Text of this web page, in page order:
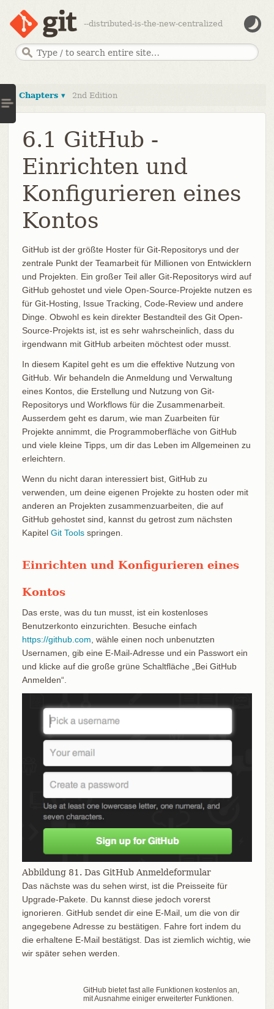
--distributed-is-the-new-centralized
Chapters ▾ 2nd Edition
6.1 GitHub -
Einrichten und
Konfigurieren eines
Kontos
GitHub ist der größte Hoster für Git-Repositorys und der
zentrale Punkt der Teamarbeit für Millionen von Entwicklern
und Projekten. Ein großer Teil aller Git-Repositorys wird auf
GitHub gehostet und viele Open-Source-Projekte nutzen es
für Git-Hosting, Issue Tracking, Code-Review und andere
Dinge. Obwohl es kein direkter Bestandteil des Git Open-
Source-Projekts ist, ist es sehr wahrscheinlich, dass du
irgendwann mit GitHub arbeiten möchtest oder musst.
In diesem Kapitel geht es um die effektive Nutzung von
GitHub. Wir behandeln die Anmeldung und Verwaltung
eines Kontos, die Erstellung und Nutzung von Git-
Repositorys und Workflows für die Zusammenarbeit.
Ausserdem geht es darum, wie man Zuarbeiten für
Projekte annimmt, die Programmoberfläche von GitHub
und viele kleine Tipps, um dir das Leben im Allgemeinen zu
erleichtern.
Wenn du nicht daran interessiert bist, GitHub zu
verwenden, um deine eigenen Projekte zu hosten oder mit
anderen an Projekten zusammenzuarbeiten, die auf
GitHub gehostet sind, kannst du getrost zum nächsten
Kapitel Git Toolsspringen.
Einrichten und Konfigurieren eines
Kontos
Das erste, was du tun musst, ist ein kostenloses
Benutzerkonto einzurichten. Besuche einfach
https://github.com , wähle einen noch unbenutzten
Usernamen, gib eine E-Mail-Adresse und ein Passwort ein
und klicke auf die große grüne Schaltfläche „Bei GitHub
Anmelden“.
Abbildung 81. Das GitHub Anmeldeformular
Das nächste was du sehen wirst, ist die Preisseite für
Upgrade-Pakete. Du kannst diese jedoch vorerst
ignorieren. GitHub sendet dir eine E-Mail, um die von dir
angegebene Adresse zu bestätigen. Fahre fort indem du
die erhaltene E-Mail bestätigst. Das ist ziemlich wichtig, wie
wir später sehen werden.
GitHub bietet fast alle Funktionen kostenlos an,
mit Ausnahme einiger erweiterter Funktionen.